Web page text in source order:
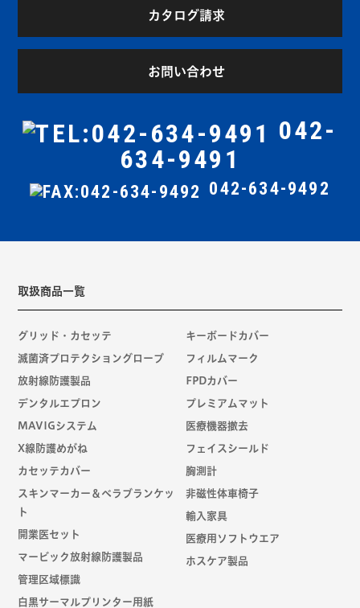
カタログ請求
お問い合わせ
042-
634-9491
042-634-9492
取扱商品一覧
グリッド・カセッテ
滅菌済プロテクショングローブ
放射線防護製品
デンタルエプロン
MAVIGシステム
X線防護めがね
カセッテカバー
スキンマーカー＆ベラブランケッ
ト
開業医セット
マービック放射線防護製品
管理区域標識
白黒サーマルプリンター用紙
キーボードカバー
フィルムマーク
FPDカバー
プレミアムマット
医療機器撤去
フェイスシールド
胸測計
非磁性体車椅子
輸入家具
医療用ソフトウエア
ホスケア製品